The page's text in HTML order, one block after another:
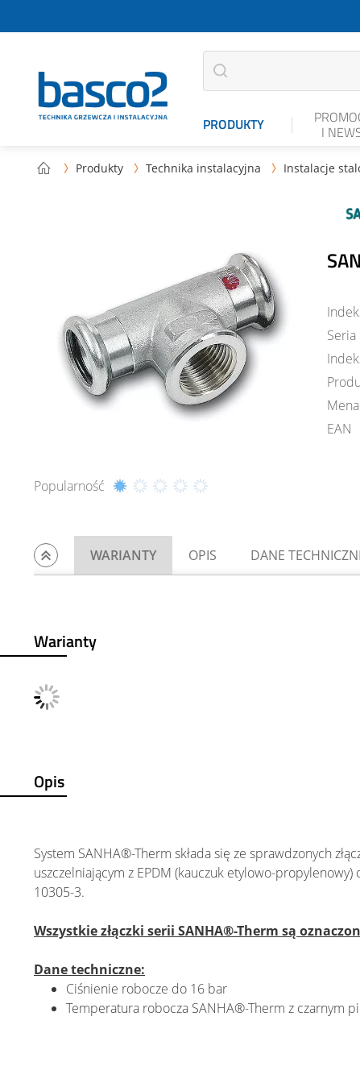
PRODUKTY I
 Produkty  Technika instalacyjna  Instalacje
Popularność
Seria
EAN
WARIANTY OPIS DANE
Warianty
Opis
System SANHA®-Therm składa się ze sprawdzonych
uszczelniającym z EPDM (kauczuk etylowo-
10305-3.
Wszystkie złączki serii SANHA®-Therm są
Dane techniczne:
Ciśnienie robocze do 16 bar
Temperatura robocza SANHA®-Therm z czarnym